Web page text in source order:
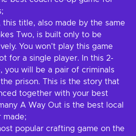
this title, also made by the same
Two, is built only to be
You won’t play this game
for a single player. In this 2-
you will be a pair of criminals
prison. This is the story that
together with your best
A Way Out is the best local
made;
popular crafting game on the